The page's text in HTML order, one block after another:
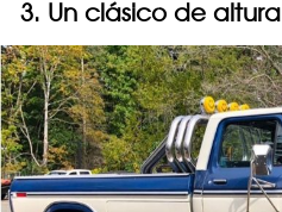
3. Un clásico de altura